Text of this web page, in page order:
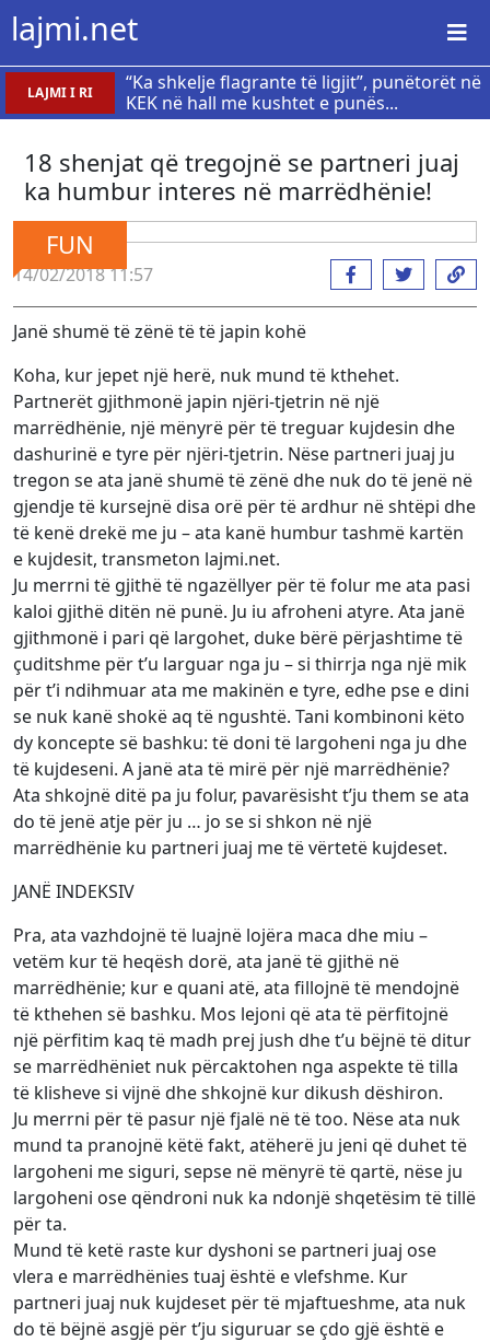
lajmi.net
LAJMI I RI
“Ka shkelje flagrante të ligjit”, punëtorët në
KEK në hall me kushtet e punës...
18 shenjat që tregojnë se partneri juaj
ka humbur interes në marrëdhënie!
FUN
14/02/2018 11:57
Janë shumë të zënë të të japin kohë
Koha, kur jepet një herë, nuk mund të kthehet.
Partnerët gjithmonë japin njëri-tjetrin në një
marrëdhënie, një mënyrë për të treguar kujdesin dhe
dashurinë e tyre për njëri-tjetrin. Nëse partneri juaj ju
tregon se ata janë shumë të zënë dhe nuk do të jenë në
gjendje të kursejnë disa orë për të ardhur në shtëpi dhe
të kenë drekë me ju – ata kanë humbur tashmë kartën
e kujdesit, transmeton lajmi.net.
Ju merrni të gjithë të ngazëllyer për të folur me ata pasi
kaloi gjithë ditën në punë. Ju iu afroheni atyre. Ata janë
gjithmonë i pari që largohet, duke bërë përjashtime të
çuditshme për t’u larguar nga ju – si thirrja nga një mik
për t’i ndihmuar ata me makinën e tyre, edhe pse e dini
se nuk kanë shokë aq të ngushtë. Tani kombinoni këto
dy koncepte së bashku: të doni të largoheni nga ju dhe
të kujdeseni. A janë ata të mirë për një marrëdhënie?
Ata shkojnë ditë pa ju folur, pavarësisht t’ju them se ata
do të jenë atje për ju … jo se si shkon në një
marrëdhënie ku partneri juaj me të vërtetë kujdeset.
JANË INDEKSIV
Pra, ata vazhdojnë të luajnë lojëra maca dhe miu –
vetëm kur të heqësh dorë, ata janë të gjithë në
marrëdhënie; kur e quani atë, ata fillojnë të mendojnë
të kthehen së bashku. Mos lejoni që ata të përfitojnë
një përfitim kaq të madh prej jush dhe t’u bëjnë të ditur
se marrëdhëniet nuk përcaktohen nga aspekte të tilla
të klisheve si vijnë dhe shkojnë kur dikush dëshiron.
Ju merrni për të pasur një fjalë në të too. Nëse ata nuk
mund ta pranojnë këtë fakt, atëherë ju jeni që duhet të
largoheni me siguri, sepse në mënyrë të qartë, nëse ju
largoheni ose qëndroni nuk ka ndonjë shqetësim të tillë
për ta.
Mund të ketë raste kur dyshoni se partneri juaj ose
vlera e marrëdhënies tuaj është e vlefshme. Kur
partneri juaj nuk kujdeset për të mjaftueshme, ata nuk
do të bëjnë asgjë për t’ju siguruar se çdo gjë është e